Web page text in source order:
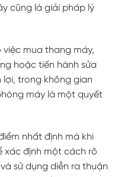
cũng là giải pháp lý
việc mua thang máy,
hoặc tiến hành sửa
trong không gian
máy là một quyết
nhất định mà khi
xác định một cách rõ
sử dụng diễn ra thuận